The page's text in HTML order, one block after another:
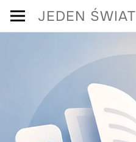
Skip
JEDEN ŚWIAT